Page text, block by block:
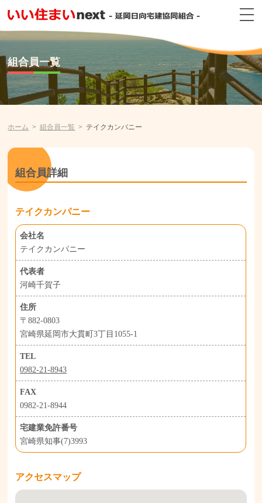
組合員一覧
ホーム 組合員一覧 テイクカンパニー
組合員詳細
テイクカンパニー
会社名
テイクカンパニー
代表者
河崎千賀子
住所
〒882-0803
宮崎県延岡市大貫町3丁目1055-1
TEL
0982-21-8943
FAX
0982-21-8944
宅建業免許番号
宮崎県知事(7)3993
アクセスマップ